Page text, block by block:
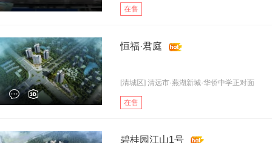
在售
恒福·君庭
[清城区] 清远市·燕湖新城·华侨中学正对面
在售
碧桂园江山1号